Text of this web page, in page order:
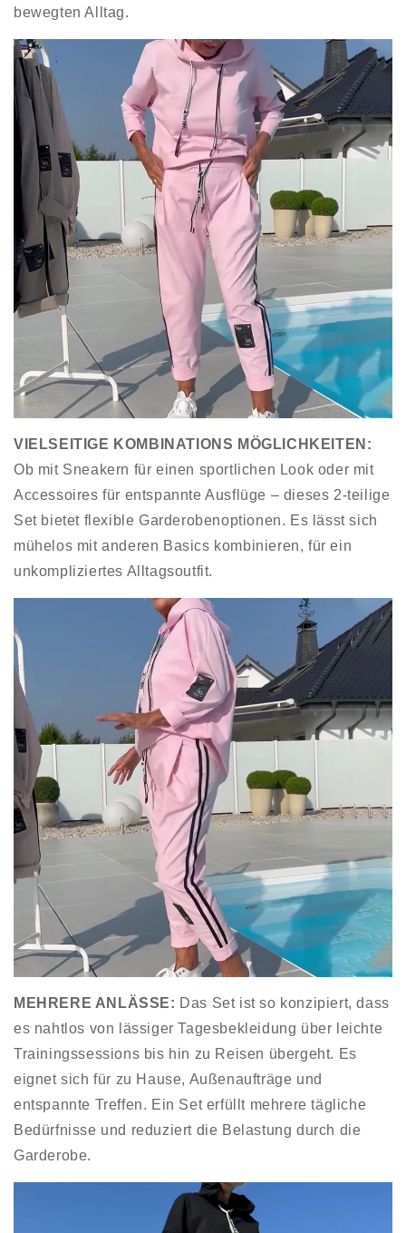
bewegten Alltag.
VIELSEITIGE KOMBINATIONS MÖGLICHKEITEN :
Ob mit Sneakern für einen sportlichen Look oder mit
Accessoires für entspannte Ausflüge – dieses 2-teilige
Set bietet flexible Garderobenoptionen. Es lässt sich
mühelos mit anderen Basics kombinieren, für ein
unkompliziertes Alltagsoutfit.
MEHRERE ANLÄSSE: Das Set ist so konzipiert, dass
es nahtlos von lässiger Tagesbekleidung über leichte
Trainingssessions bis hin zu Reisen übergeht. Es
eignet sich für zu Hause, Außenaufträge und
entspannte Treffen. Ein Set erfüllt mehrere tägliche
Bedürfnisse und reduziert die Belastung durch die
Garderobe.